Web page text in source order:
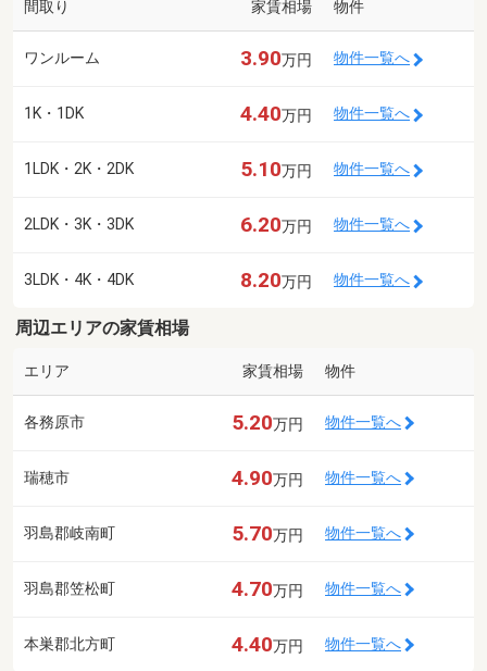
間取り 家賃相場 物件
ワンルーム 3.90万円 物件一覧へ
1K・1DK 4.40万円 物件一覧へ
1LDK・2K・2DK 5.10万円 物件一覧へ
2LDK・3K・3DK 6.20万円 物件一覧へ
3LDK・4K・4DK 8.20万円 物件一覧へ
周辺エリアの家賃相場
エリア 家賃相場 物件
各務原市 5.20万円 物件一覧へ
瑞穂市 4.90万円 物件一覧へ
羽島郡岐南町 5.70万円 物件一覧へ
羽島郡笠松町 4.70万円 物件一覧へ
本巣郡北方町 4.40万円 物件一覧へ